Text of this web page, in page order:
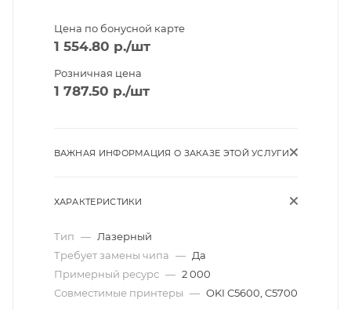
Цена по бонусной карте
1 554.80 р./шт
Розничная цена
1 787.50 р./шт
ВАЖНАЯ ИНФОРМАЦИЯ О ЗАКАЗЕ ЭТОЙ УСЛУГИ
ХАРАКТЕРИСТИКИ
Тип — Лазерный
Требует замены чипа — Да
Примерный ресурс — 2 000
Совместимые принтеры — OKI C5600, C5700